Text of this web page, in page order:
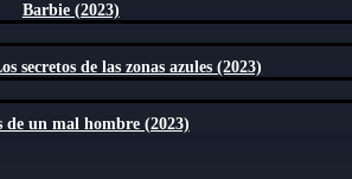
Barbie (2023)
secretos de las zonas azules (2023)
de un mal hombre (2023)